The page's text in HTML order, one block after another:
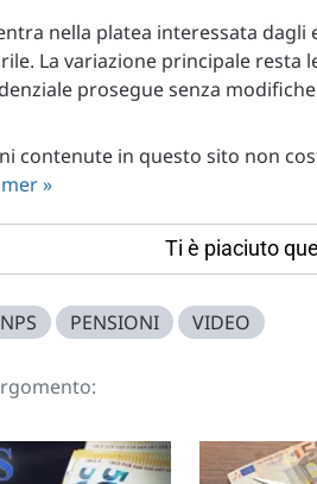
nella platea interessata
La variazione principale resta
prosegue senza
contenute in questo sito non
»
Ti è piaciuto
PENSIONI VIDEO